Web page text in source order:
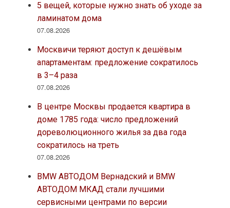
5 вещей, которые нужно знать об уходе за
ламинатом дома
07.08.2026
Москвичи теряют доступ к дешёвым
апартаментам: предложение сократилось
в 3–4 раза
07.08.2026
В центре Москвы продается квартира в
доме 1785 года: число предложений
дореволюционного жилья за два года
сократилось на треть
07.08.2026
BMW АВТОДОМ Вернадский и BMW
АВТОДОМ МКАД стали лучшими
сервисными центрами по версии